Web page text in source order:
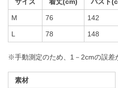
M 76 142
L 78 148
※手動測定のため、1－2cmの誤差
素材